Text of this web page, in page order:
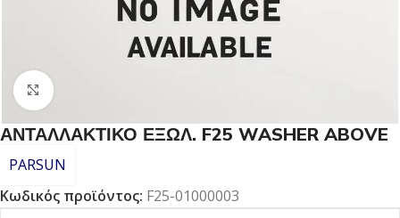
Click to enlarge
ΑΝΤΑΛΛΑΚΤΙΚΟ ΕΞΩΛ. F25 WASHER ABOVE
PARSUN
Κωδικός προϊόντος: F25-01000003